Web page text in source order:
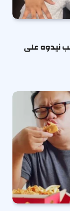
نيدوه على